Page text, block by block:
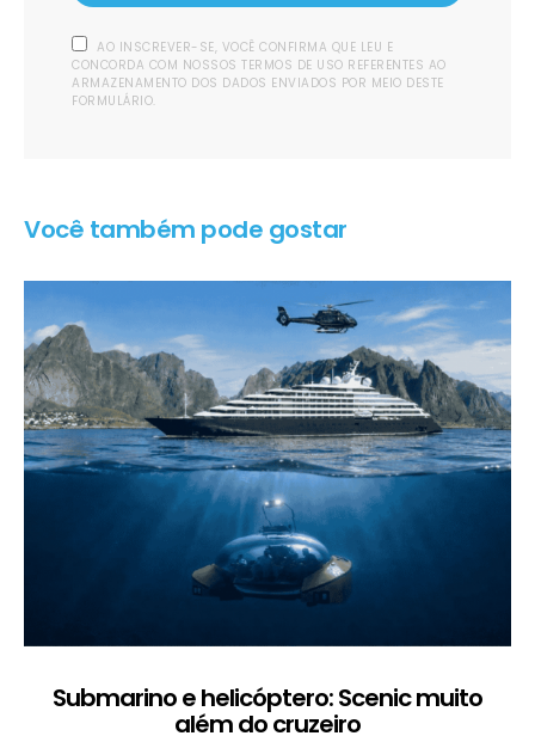
AO INSCREVER-SE, VOCÊ CONFIRMA QUE LEU E
CONCORDA COM NOSSOS TERMOS DE USO REFERENTES AO
ARMAZENAMENTO DOS DADOS ENVIADOS POR MEIO DESTE
FORMULÁRIO.
Você também pode gostar
Submarino e helicóptero: Scenic muito
além do cruzeiro